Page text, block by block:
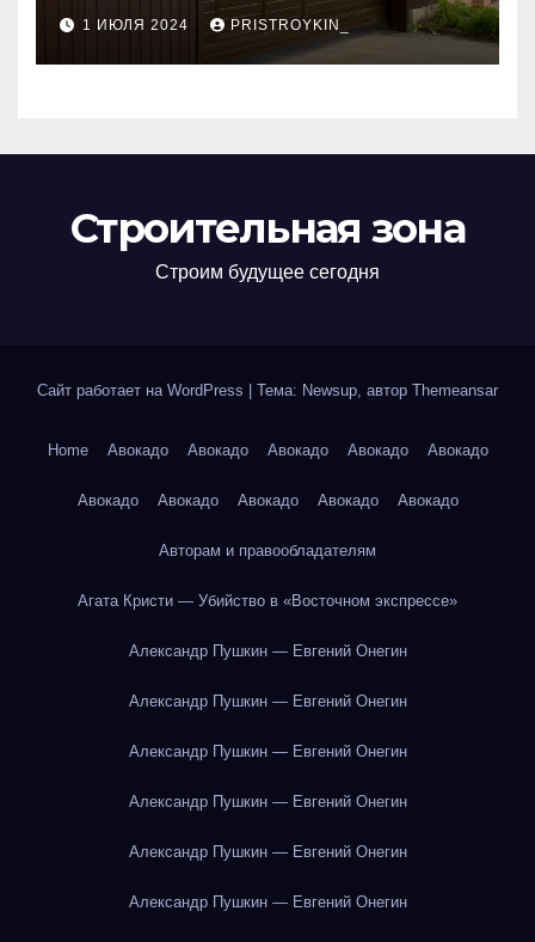
1 ИЮЛЯ 2024 PRISTROYKIN_
Строительная зона
Строим будущее сегодня
Сайт работает на WordPress Тема: Newsup, автор Themeansar
Home Авокадо Авокадо Авокадо Авокадо Авокадо
Авокадо Авокадо Авокадо Авокадо Авокадо
Авторам и правообладателям
Агата Кристи — Убийство в «Восточном экспрессе»
Александр Пушкин — Евгений Онегин
Александр Пушкин — Евгений Онегин
Александр Пушкин — Евгений Онегин
Александр Пушкин — Евгений Онегин
Александр Пушкин — Евгений Онегин
Александр Пушкин — Евгений Онегин